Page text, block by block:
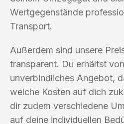
Wertgegenstände
Transport.
Außerdem sind unsere
transparent. Du erhältst
unverbindliches Angebot,
welche Kosten auf dich
dir zudem verschiedene
auf deine individuellen